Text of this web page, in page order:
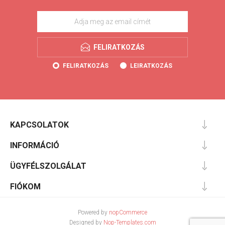
FELIRATKOZÁS
FELIRATKOZÁS LEIRATKOZÁS
KAPCSOLATOK
INFORMÁCIÓ
ÜGYFÉLSZOLGÁLAT
FIÓKOM
Powered by nopCommerce
Designed by Nop-Templates.com